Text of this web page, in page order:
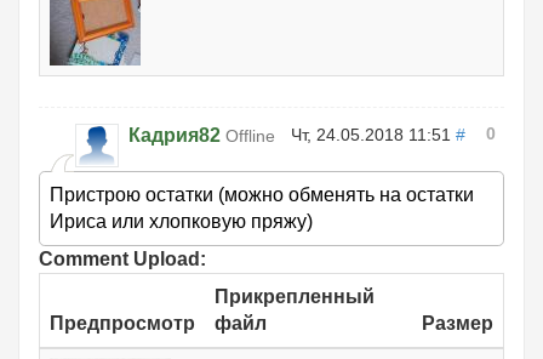
Кадрия82 Offline Чт, 24.05.2018 11:51 # 0
Пристрою остатки (можно обменять на остатки
Ириса или хлопковую пряжу)
Comment Upload:
Предпросмотр
Прикрепленный
файл
Размер